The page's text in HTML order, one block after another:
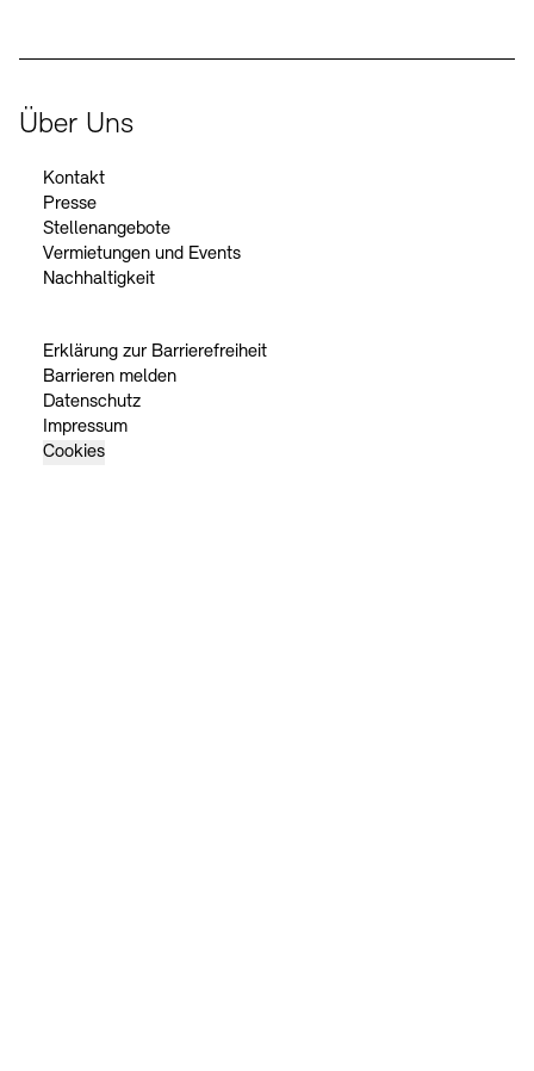
Über Uns
Kontakt
Presse
Stellenangebote
Vermietungen und Events
Nachhaltigkeit
Erklärung zur Barrierefreiheit
Barrieren melden
Datenschutz
Impressum
Cookies